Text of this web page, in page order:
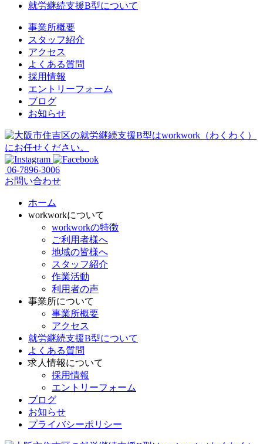
就労継続支援B型について
事業所概要
スタッフ紹介
アクセス
よくある質問
採用情報
エントリーフォーム
ブログ
お知らせ
06-7896-3006
お問い合わせ
ホーム
workworkについて
workworkの特徴
ご利用者様へ
地域の皆様へ
スタッフ紹介
作業活動
利用者の声
事業所について
事業所概要
アクセス
就労継続支援B型について
よくある質問
求人情報について
採用情報
エントリーフォーム
ブログ
お知らせ
プライバシーポリシー